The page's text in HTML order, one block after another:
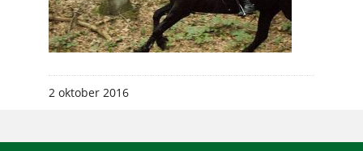
2 oktober 2016